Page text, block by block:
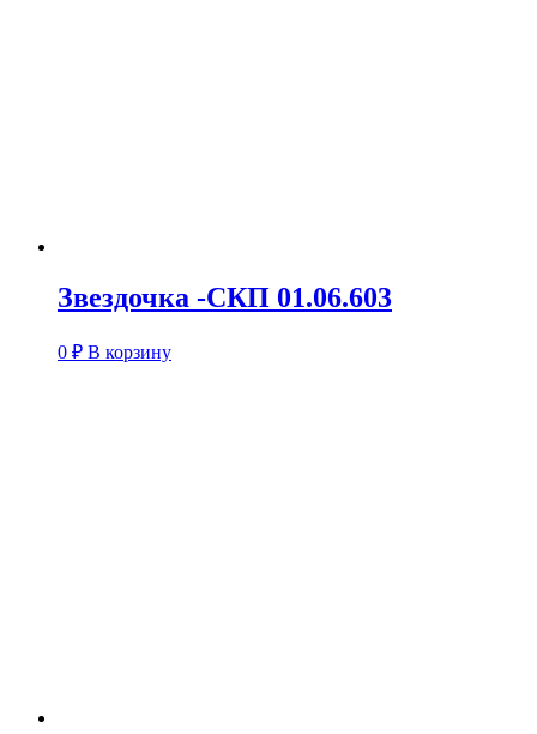
Звездочка -СКП 01.06.603
0 ₽ В корзину